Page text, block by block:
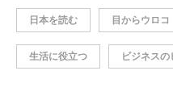
日本を読む 目からウロコ
生活に役立つ ビジネスの